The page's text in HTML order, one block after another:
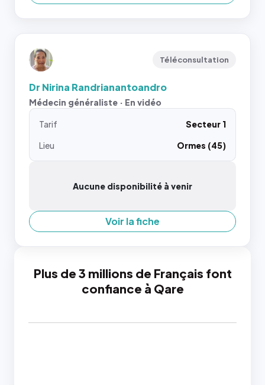
Téléconsultation
Dr Nirina Randrianantoandro
Médecin généraliste · En vidéo
Tarif
Secteur 1
Lieu
Ormes (45)
Aucune disponibilité à venir
Voir la fiche
Plus de 3 millions de Français font
confiance à Qare